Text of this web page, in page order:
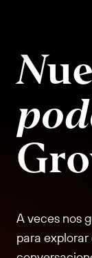
A veces nos
para